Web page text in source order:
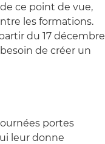
ce point de vue,
les formations.
du 17 décembre
de créer un
portes
leur donne